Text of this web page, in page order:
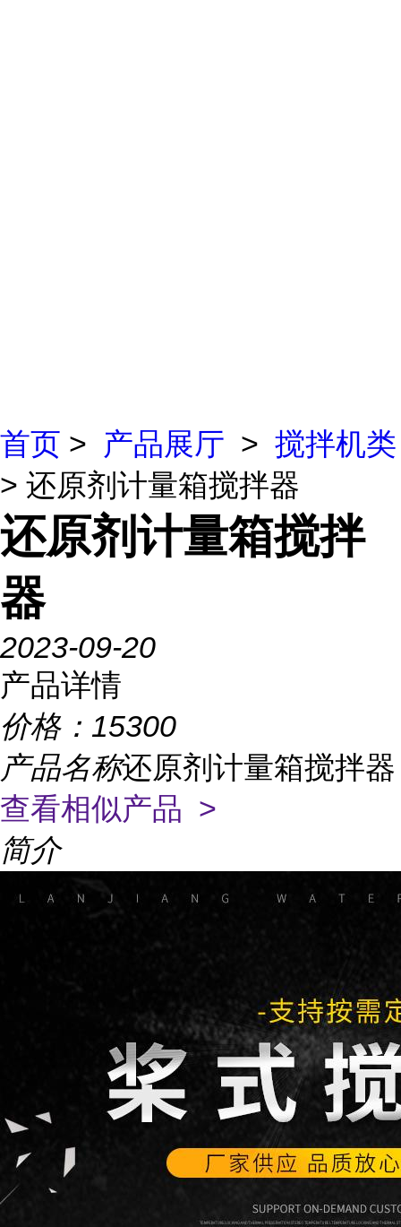
首页 > 产品展厅 > 搅拌机类
> 还原剂计量箱搅拌器
还原剂计量箱搅拌
器
2023-09-20
产品详情
价格： 15300
产品名称还原剂计量箱搅拌器
查看相似产品 >
简介